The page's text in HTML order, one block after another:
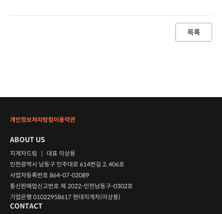
목록
개인정보처리방침이용약관
ABOUT US
지게차드림 |
대표 이상용
인천광역시 남동구 인주대로 614번길 2, 406호
사업자등록번호 864-07-02089
통신판매업신고번호 제 2022-인천남동구-0302호
기업은행 01022958617 현대지게차(이상용)
CONTACT